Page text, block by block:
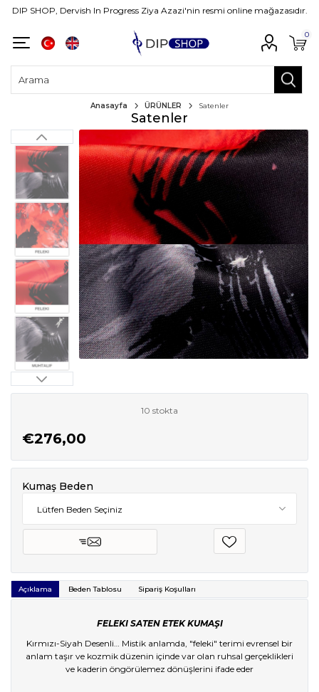
DIP SHOP, Dervish In Progress Ziya Azazi'nin resmi online mağazasıdır.
0
Anasayfa ÜRÜNLER Satenler
Satenler
10 stokta
€276,00
Kumaş Beden
Açıklama Beden Tablosu Sipariş Koşulları
FELEKI SATEN ETEK KUMAŞI
Kırmızı-Siyah Desenli… Mistik anlamda, "feleki" terimi evrensel bir
anlam taşır ve kozmik düzenin içinde var olan ruhsal gerçeklikleri
ve kaderin öngörülemez dönüşlerini ifade eder